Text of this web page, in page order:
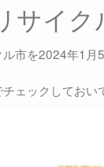
サイク
市を2024年1
ェックしておい